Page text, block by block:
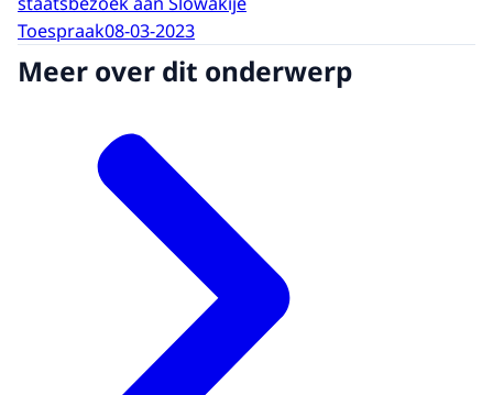
Toespraak08-03-2023
Meer over dit onderwerp